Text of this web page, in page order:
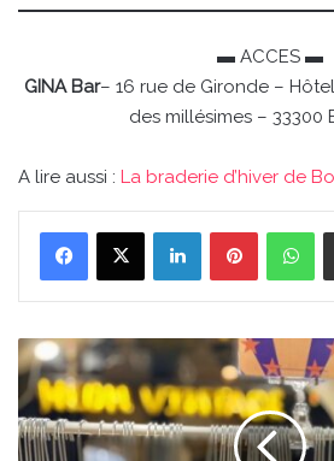
▬ ACCES ▬
GINA Bar– 16 rue de Gironde –
des millésimes – 33300
A lire aussi : La braderie d’hiver de
LinkedinPinterest
Une
grande
friperie
vintage
au